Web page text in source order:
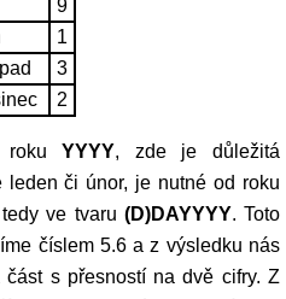
9
1
3
2
rokuYYYY, zde je důležitá
či únor, je nutné od roku
ve tvaru (D)DAYYYY. Toto
číslem 5.6 a z výsledku nás
s přesností na dvě cifry. Z